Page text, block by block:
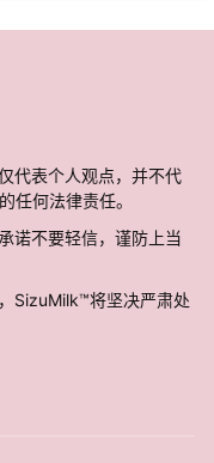
代表个人观点，并不代
任何法律责任。
诺不要轻信，谨防上当
SizuMilk™将坚决严肃处